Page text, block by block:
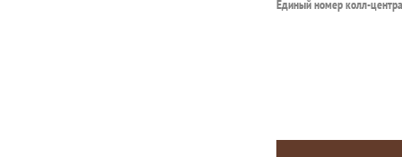
Единый номер колл-